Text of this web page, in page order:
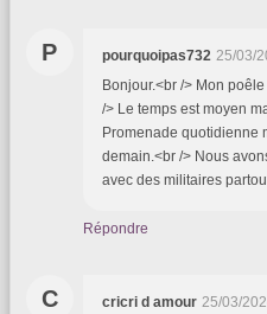
P pourquoipas732 25/03/
Bonjour.<br /> Mon
/> Le temps est moyen
Promenade quotidienne
demain.<br /> Nous
avec des militaires
Répondre
C cricri d amour 25/03/